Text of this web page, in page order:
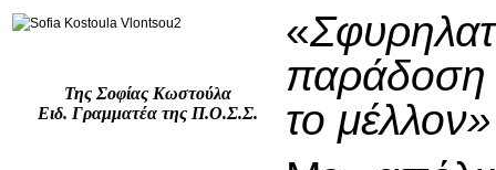
Της Σοφίας Κωστούλα
Ειδ. Γραμματέα της Π.Ο.Σ.Σ.
«
παράδοση
το μέλλον»